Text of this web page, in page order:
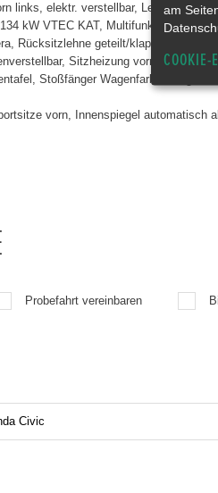
links, elektr. verstellbar,
kW VTEC KAT, Multifunktion für
Rücksitzlehne geteilt/klappbar,
Sitzheizung vorn,
Stoßfänger Wagenfarbe, Türgriffe
vorn, Innenspiegel automatisch
Probefahrt vereinbaren
am
COOKIE-